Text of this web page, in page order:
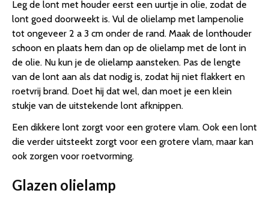
Leg de lont met houder eerst een uurtje in olie, zodat de
lont goed doorweekt is. Vul de olielamp met lampenolie
tot ongeveer 2 a 3 cm onder de rand. Maak de lonthouder
schoon en plaats hem dan op de olielamp met de lont in
de olie. Nu kun je de olielamp aansteken. Pas de lengte
van de lont aan als dat nodig is, zodat hij niet flakkert en
roetvrij brand. Doet hij dat wel, dan moet je een klein
stukje van de uitstekende lont afknippen.
Een dikkere lont zorgt voor een grotere vlam. Ook een lont
die verder uitsteekt zorgt voor een grotere vlam, maar kan
ook zorgen voor roetvorming.
Glazen olielamp